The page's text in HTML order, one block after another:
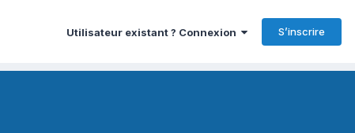
Utilisateur existant ? Connexion S’inscrire